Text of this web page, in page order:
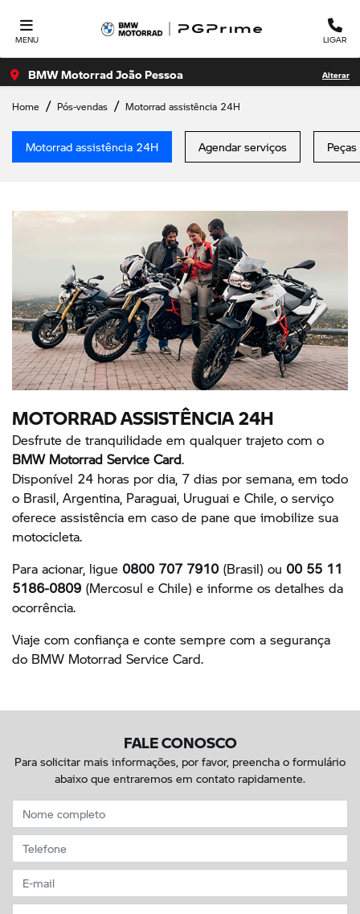
MENU LIGAR
BMW Motorrad João Pessoa Alterar
Home Pós-vendas Motorrad assistência 24H
Agendar serviços
Motorrad assistência 24H
MOTORRAD ASSISTÊNCIA 24H
Desfrute de tranquilidade em qualquer trajeto com o
BMW Motorrad Service Card.
Disponível 24 horas por dia, 7 dias por semana, em todo
o Brasil, Argentina, Paraguai, Uruguai e Chile, o serviço
oferece assistência em caso de pane que imobilize sua
motocicleta.
Para acionar, ligue 0800 707 7910 (Brasil) ou 00 55 11
5186-0809 (Mercosul e Chile) e informe os detalhes da
ocorrência.
Viaje com confiança e conte sempre com a segurança
do BMW Motorrad Service Card.
FALE CONOSCO
Para solicitar mais informações, por favor, preencha o formulário
abaixo que entraremos em contato rapidamente.